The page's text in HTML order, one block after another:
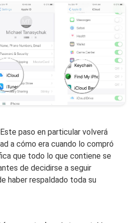
Este paso en particular volverá
a cómo era cuando lo compró
que todo lo que contiene se
de decidirse a seguir
haber respaldado toda su